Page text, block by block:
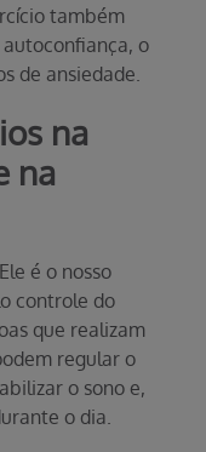
também
o
de ansiedade.
na
na
é o nosso
controle do
que realizam
regular o
o sono e,
o dia.